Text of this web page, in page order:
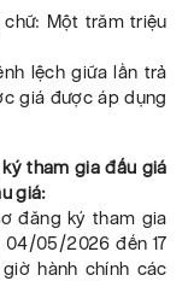
Một trăm triệu
lệch giữa lần trả
giá được áp dụng
tham gia đấu giá
giá:
đăng ký tham gia
05/2026 đến 17
hành chính các